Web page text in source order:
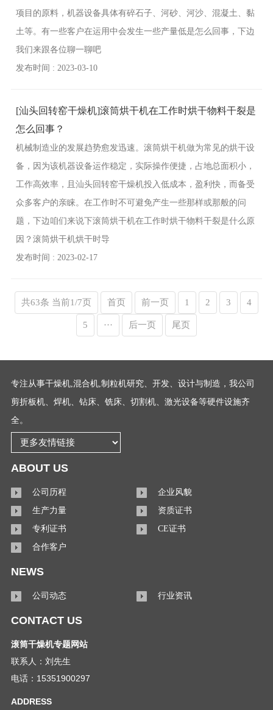
项目的原料，机器设备具体有碎石子、河砂、河沙、混凝土、黏
土等。有一些客户在运用中会发生一些产量低是怎么回事，下边
我们来跟各位聊一聊吧
发布时间 : 2023-03-10
[汕头回转窑干燥机]滚筒烘干机在工作时烘干物料干裂是
怎么回事？
机械制造业的发展趋势愈发迅速。滚筒烘干机做为常见的烘干设
备，因为该机器设备运作稳定，实际操作便捷，占地总面积小，
工作高效率，且汕头回转窑干燥机投入低成本，盈利快，而备受
众多客户的亲睐。在工作时不可避免产生一些那样或那般的问
题，下边咱们来说下滚筒烘干机在工作时烘干物料干裂是什么原
因？滚筒烘干机烘干时导
发布时间 : 2023-02-17
共63条 当前1/7页 首页 前一页 1 2 3 4
5 ··· 后一页 尾页
专注从事干燥机,混合机,制粒机研究、开发、设计与制造，我公司
剪折板机、焊机、钻床、铣床、切割机、激光设备等硬件设施齐
全。
ABOUT US
公司历程
企业风貌
生产力量
资质证书
专利证书
CE证书
合作客户
NEWS
公司动态 行业资讯
CONTACT US
滚筒干燥机专题网站
联系人：刘先生
电话：15351900297
ADDRESS